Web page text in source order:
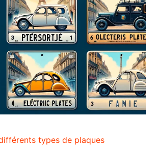
types de plaques